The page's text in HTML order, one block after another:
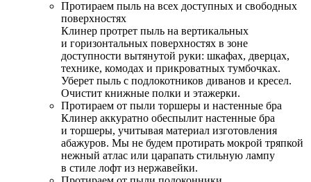
Протираем пыль на всех доступных и свободных
поверхностях
Клинер протрет пыль на вертикальных
и горизонтальных поверхностях в зоне
доступности вытянутой руки: шкафах, дверцах,
технике, комодах и прикроватных тумбочках.
Уберет пыль с подлокотников диванов и кресел.
Очистит книжные полки и этажерки.
Протираем от пыли торшеры и настенные бра
Клинер аккуратно обеспылит настенные бра
и торшеры, учитывая материал изготовления
абажуров. Мы не будем протирать мокрой тряпкой
нежный атлас или царапать стильную лампу
в стиле лофт из нержавейки.